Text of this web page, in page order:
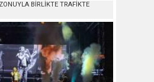
BİRLİKTE TRAFİKTE